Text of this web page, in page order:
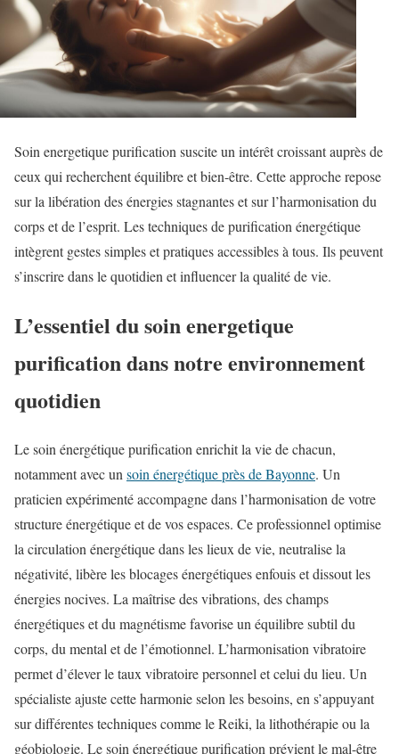
Soin energetique purification suscite un intérêt croissant auprès de
ceux qui recherchent équilibre et bien-être. Cette approche repose
sur la libération des énergies stagnantes et sur l’harmonisation du
corps et de l’esprit. Les techniques de purification énergétique
intègrent gestes simples et pratiques accessibles à tous. Ils peuvent
s’inscrire dans le quotidien et influencer la qualité de vie.
L’essentiel du soin energetique
purification dans notre environnement
quotidien
Le soin énergétique purification enrichit la vie de chacun,
notamment avec un soin énergétique près de Bayonne. Un
praticien expérimenté accompagne dans l’harmonisation de votre
structure énergétique et de vos espaces. Ce professionnel optimise
la circulation énergétique dans les lieux de vie, neutralise la
négativité, libère les blocages énergétiques enfouis et dissout les
énergies nocives. La maîtrise des vibrations, des champs
énergétiques et du magnétisme favorise un équilibre subtil du
corps, du mental et de l’émotionnel. L’harmonisation vibratoire
permet d’élever le taux vibratoire personnel et celui du lieu. Un
spécialiste ajuste cette harmonie selon les besoins, en s’appuyant
sur différentes techniques comme le Reiki, la lithothérapie ou la
géobiologie. Le soin énergétique purification prévient le mal-être